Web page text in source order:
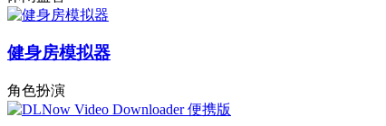
健身房模拟器
角色扮演